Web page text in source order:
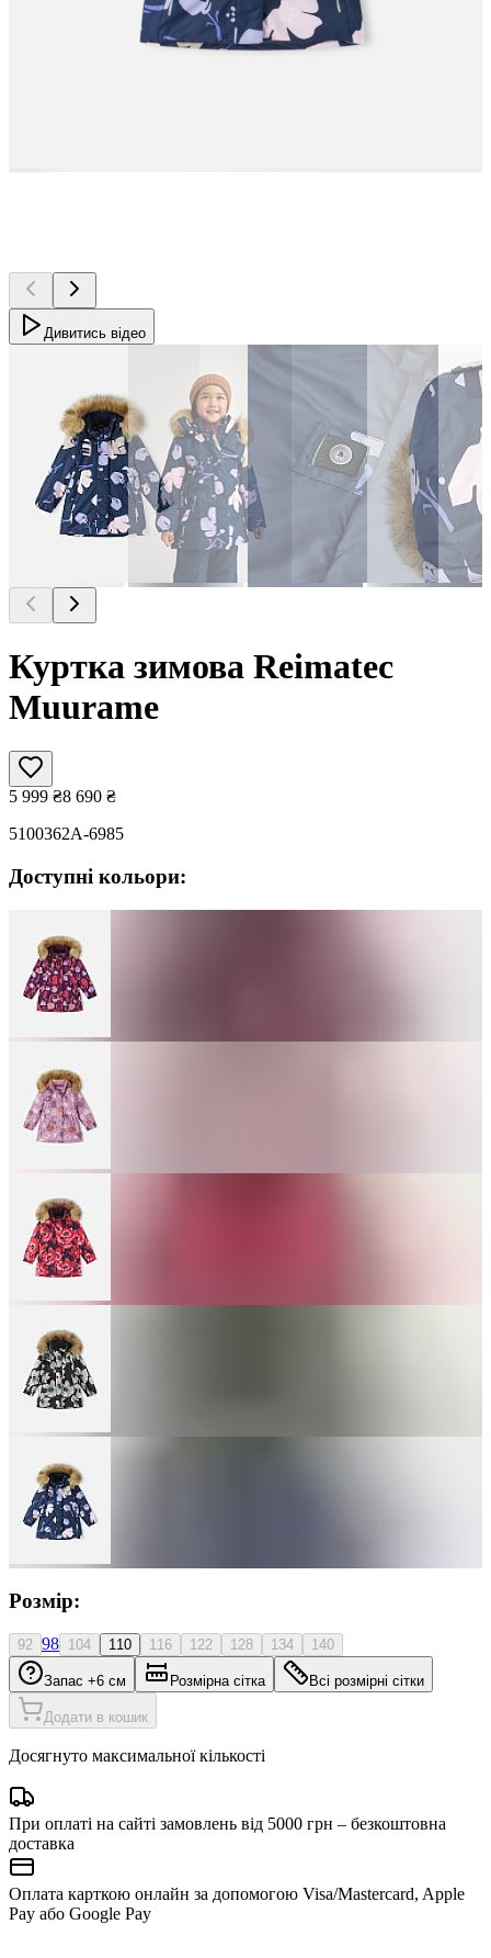
Дивитись відео
Куртка зимова Reimatec
Muurame
5 999 ₴8 690 ₴
5100362A-6985
Доступні кольори:
Розмір:
92 98 104 110 116 122 128 134 140
Запас +6 см Розмірна сітка Всі розмірні сітки
Додати в кошик
Досягнуто максимальної кількості
При оплаті на сайті замовлень від 5000 грн – безкоштовна
доставка
Оплата карткою онлайн за допомогою Visa/Mastercard, Apple
Pay або Google Pay